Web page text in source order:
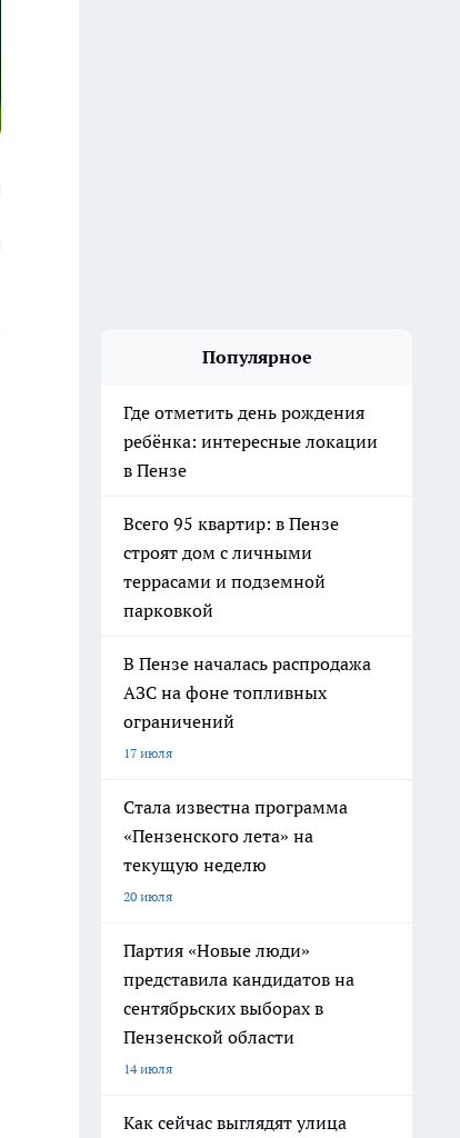
Популярное
Где отметить день рождения
ребёнка: интересные локации
в Пензе
Всего 95 квартир: в Пензе
строят дом с личными
террасами и подземной
парковкой
В Пензе началась распродажа
АЗС на фоне топливных
ограничений
17 июля
Стала известна программа
«Пензенского лета» на
текущую неделю
20 июля
Партия «Новые люди»
представила кандидатов на
сентябрьских выборах в
Пензенской области
14 июля
Как сейчас выглядят улица